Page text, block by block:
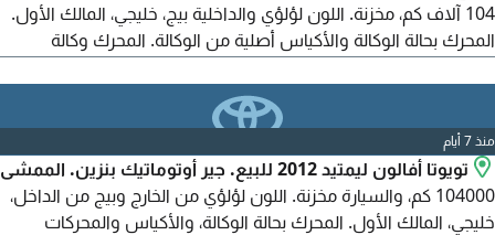
104 آلاف كم، مخزنة. اللون لؤلؤي والداخلية بيج، خليجي، المالك الأول.
المحرك بحالة الوكالة والأكياس أصلية من الوكالة. المحرك وكالة
وتبريد مقاعد، تشغيل بالبصمة، دخول ذكي لكل الأبواب والشنطة،
منذ 7 أيام
تويوتا أفالون ليمتيد 2012 للبيع. جير أوتوماتيك بنزين. الممشى
104000 كم، والسيارة مخزنة. اللون لؤلؤي من الخارج وبيج من الداخل،
خليجي، المالك الأول. المحرك بحالة الوكالة، والأكياس والمحركات